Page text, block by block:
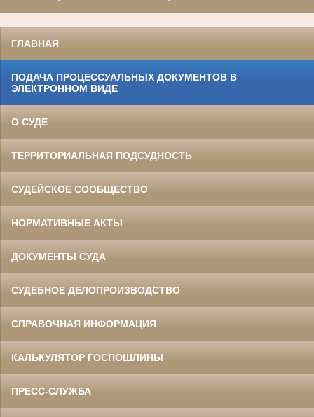
ГЛАВНАЯ
ПОДАЧА ПРОЦЕССУАЛЬНЫХ ДОКУМЕНТОВ В
ЭЛЕКТРОННОМ ВИДЕ
О СУДЕ
ТЕРРИТОРИАЛЬНАЯ ПОДСУДНОСТЬ
СУДЕЙСКОЕ СООБЩЕСТВО
НОРМАТИВНЫЕ АКТЫ
ДОКУМЕНТЫ СУДА
СУДЕБНОЕ ДЕЛОПРОИЗВОДСТВО
СПРАВОЧНАЯ ИНФОРМАЦИЯ
КАЛЬКУЛЯТОР ГОСПОШЛИНЫ
ПРЕСС-СЛУЖБА